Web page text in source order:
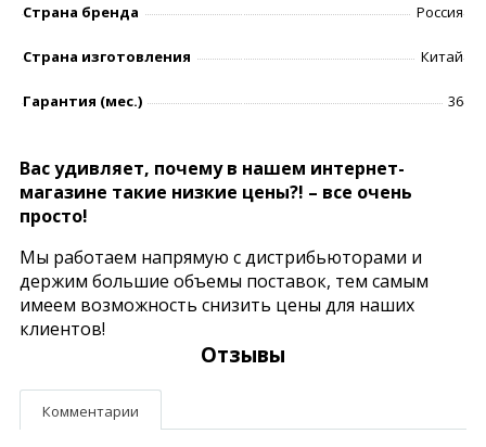
Страна бренда Россия
Страна изготовления Китай
Гарантия (мес.) 36
Вас удивляет, почему в нашем интернет-
магазине такие низкие цены?! – все очень
просто!
Мы работаем напрямую с дистрибьюторами и
держим большие объемы поставок, тем самым
имеем возможность снизить цены для наших
клиентов!
Отзывы
Комментарии